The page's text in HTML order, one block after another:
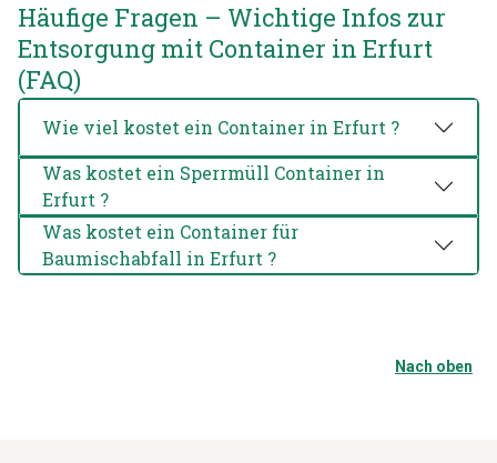
Häufige Fragen – Wichtige Infos zur
Entsorgung mit Container in Erfurt
(FAQ)
Wie viel kostet ein Container in Erfurt ?
Was kostet ein Sperrmüll Container in
Erfurt ?
Was kostet ein Container für
Baumischabfall in Erfurt ?
Nach oben